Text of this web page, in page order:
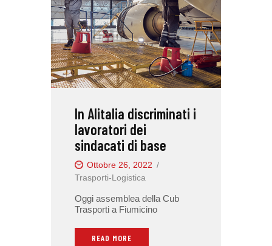
In Alitalia discriminati i
lavoratori dei
sindacati di base
Ottobre 26, 2022
Trasporti-Logistica
Oggi assemblea della Cub
Trasporti a Fiumicino
READ MORE